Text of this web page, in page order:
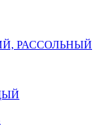
РАССОЛЬНЫЙ